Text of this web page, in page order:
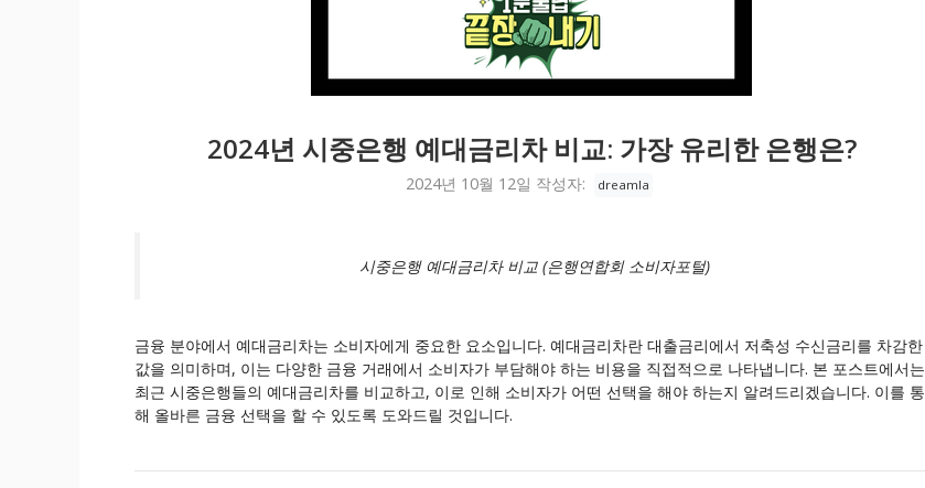
2024년 시중은행 예대금리차 비교: 가장 유리한 은행은?
2024년 10월 12일 작성자: dreamla
시중은행 예대금리차 비교 (은행연합회 소비자포털)
금융 분야에서 예대금리차는 소비자에게 중요한 요소입니다. 예대금리차란 대출금리에서 저축성 수신금리를 차감한
값을 의미하며, 이는 다양한 금융 거래에서 소비자가 부담해야 하는 비용을 직접적으로 나타냅니다. 본 포스트에서는
최근 시중은행들의 예대금리차를 비교하고, 이로 인해 소비자가 어떤 선택을 해야 하는지 알려드리겠습니다. 이를 통
해 올바른 금융 선택을 할 수 있도록 도와드릴 것입니다.